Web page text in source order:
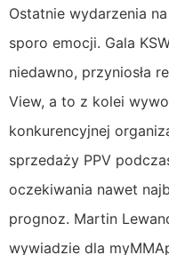
Ostatnie wydarzenia
sporo emocji. Gala
niedawno, przyniosła
View, a to z kolei
konkurencyjnej
sprzedaży PPV
oczekiwania nawet
prognoz. Martin
wywiadzie dla